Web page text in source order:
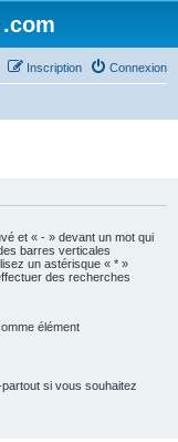
Connexion
Inscription
et « - » devant un mot qui
barres verticales
un astérisque « * »
des recherches
élément
si vous souhaitez